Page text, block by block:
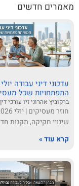
מאמרים חדשים
התפתחויות שכל
ברקוביץ אהרוני זיו עורכי דין
שינויי חקיקה, תקנות
קרא עוד »